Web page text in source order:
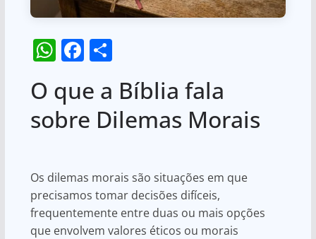
W
h
at
s
p
F
a
c
e
o
k
S
ar
e
O que a Bíblia fala
sobre Dilemas Morais
Os dilemas morais são situações em que
precisamos tomar decisões difíceis,
frequentemente entre duas ou mais opções
que envolvem valores éticos ou morais